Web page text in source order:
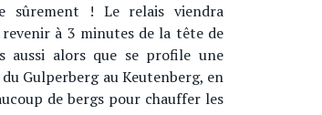
sûrement ! Le relais viendra
à 3 minutes de la tête de
aussi alors que se profile une
Gulperberg au Keutenberg, en
de bergs pour chauffer les